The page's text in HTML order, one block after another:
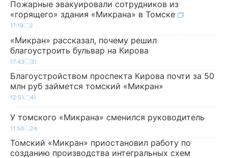
Пожарные эвакуировали сотрудников из
«горящего» здания «Микрана» в Томске
17:19 2
«Микран» рассказал, почему решил
благоустроить бульвар на Кирова
17:43 31
Благоустройством проспекта Кирова почти за 50
млн руб займется томский «Микран»
12:51 41
У томского «Микрана» сменился руководитель
11:50 24
Томский «Микран» приостановил работу по
созданию производства интегральных схем